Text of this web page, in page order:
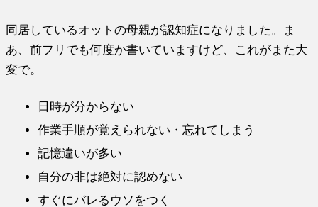
同居しているオットの母親が認知症になりました。ま
あ、前フリでも何度か書いていますけど、これがまた大
変で。
日時が分からない
作業手順が覚えられない・忘れてしまう
記憶違いが多い
自分の非は絶対に認めない
すぐにバレるウソをつく